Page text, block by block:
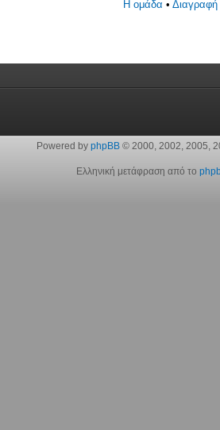
Η ομάδα •
Powered by phpBB© 2000, 2002, 2005,
Ελληνική μετάφραση από το